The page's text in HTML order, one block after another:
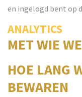
en ingelogd bent op
ANALYTICS
MET WIE
HOE LANG
BEWAREN